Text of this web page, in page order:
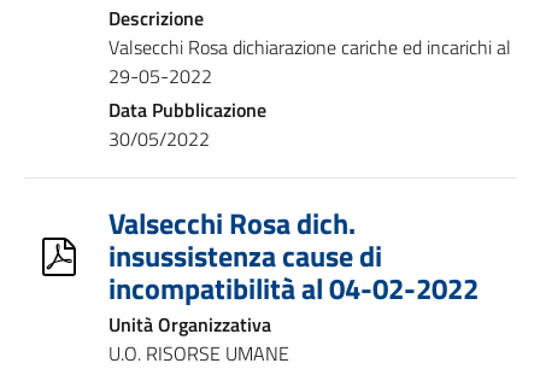
Descrizione
Valsecchi Rosa dichiarazione cariche ed incarichi al
29-05-2022
Data Pubblicazione
30/05/2022
Valsecchi Rosa dich.
insussistenza cause di
incompatibilità al 04-02-2022
Unità Organizzativa
U.O. RISORSE UMANE